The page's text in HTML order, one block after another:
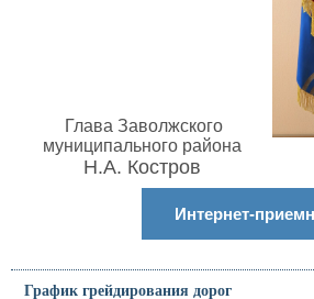
Глава Заволжского
муниципального района
Н.А. Костров
Интернет-
График грейдирования дорог